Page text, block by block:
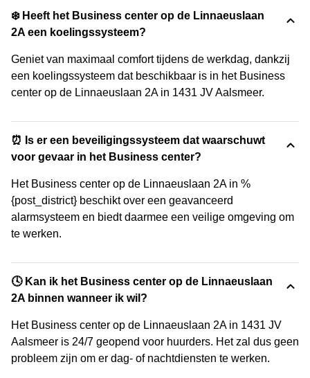
❄️ Heeft het Business center op de Linnaeuslaan
2A een koelingssysteem?
Geniet van maximaal comfort tijdens de werkdag, dankzij
een koelingssysteem dat beschikbaar is in het Business
center op de Linnaeuslaan 2A in 1431 JV Aalsmeer.
⏰ Is er een beveiligingssysteem dat waarschuwt
voor gevaar in het Business center?
Het Business center op de Linnaeuslaan 2A in %
{post_district} beschikt over een geavanceerd
alarmsysteem en biedt daarmee een veilige omgeving om
te werken.
🕓 Kan ik het Business center op de Linnaeuslaan
2A binnen wanneer ik wil?
Het Business center op de Linnaeuslaan 2A in 1431 JV
Aalsmeer is 24/7 geopend voor huurders. Het zal dus geen
probleem zijn om er dag- of nachtdiensten te werken.